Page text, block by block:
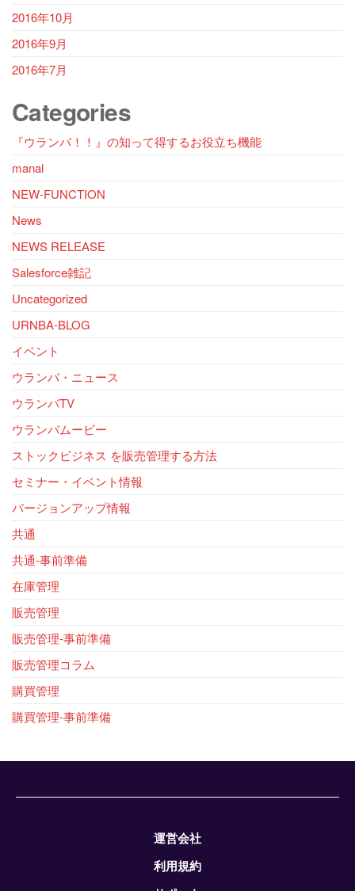
2016年10月
2016年9月
2016年7月
Categories
『ウランバ！！』の知って得するお役立ち機能
manal
NEW-FUNCTION
News
NEWS RELEASE
Salesforce雑記
Uncategorized
URNBA-BLOG
イベント
ウランバ・ニュース
ウランバTV
ウランバムービー
ストックビジネス を販売管理する方法
セミナー・イベント情報
バージョンアップ情報
共通
共通-事前準備
在庫管理
販売管理
販売管理-事前準備
販売管理コラム
購買管理
購買管理-事前準備
運営会社
利用規約